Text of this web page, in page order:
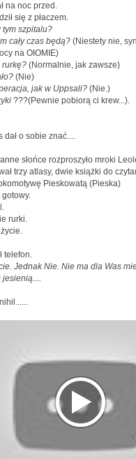
na noc przed.
się z płaczem.
tym szpitalu?
cały czas będą? (Niestety nie,
na OIOMIE)
rurkę? (Normalnie, jak zawsze)
(Nie)
jak w Uppsali? (Nie.)
???(Pewnie pobiorą ci krew...).
dał o sobie znać....
słońce rozproszyło mroki
trzy atlasy, dwie książki do
Pieskowatą (Pieska)
gotowy.
rurki.
telefon.
Jednak Nie. Nie ma dla Was
jesienią....